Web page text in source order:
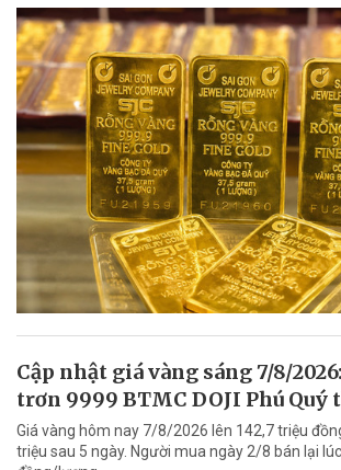
Cập nhật giá vàng sáng 7/8/
trơn 9999 BTMC DOJI Phú Quý
Giá vàng hôm nay 7/8/2026 lên 142,7 triệu
triệu sau 5 ngày. Người mua ngày 2/8 bán lại